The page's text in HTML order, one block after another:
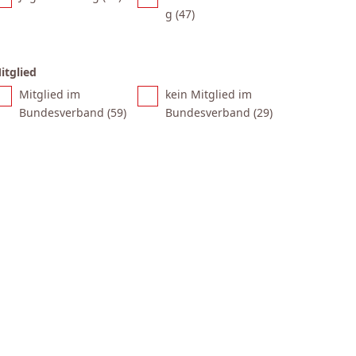
g (47)
Mitglied im
Bundesverband (59)
kein Mitglied im
Bundesverband (29)